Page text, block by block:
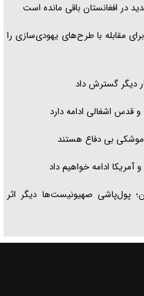
در افغانستان باقی مانده است
مقابله با طرح‌های یهودی‌سازی را
دیگر گسترش داد
و قدس اشغالی ادامه دارد
بی دفاع هستند
آمریکا ادامه خواهیم داد
پول‌پاشی صهیونیست‌ها دیگر اثر